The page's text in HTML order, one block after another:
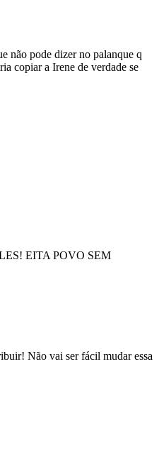
não pode dizer no palanque q
copiar a Irene de verdade se
EITA POVO SEM
Não vai ser fácil mudar essa